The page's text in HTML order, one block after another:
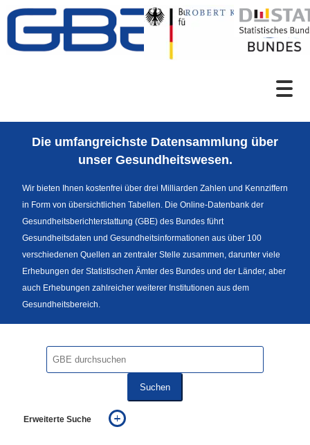
Zum Inhalt
Sprachumschaltung
Die umfangreichste Datensammlung über
unser Gesundheitswesen.
Wir bieten Ihnen kostenfrei über drei Milliarden Zahlen und Kennziffern
in Form von übersichtlichen Tabellen. Die Online-Datenbank der
Gesundheitsberichterstattung (GBE) des Bundes führt
Gesundheitsdaten und Gesundheitsinformationen aus über 100
verschiedenen Quellen an zentraler Stelle zusammen, darunter viele
Erhebungen der Statistischen Ämter des Bundes und der Länder, aber
auch Erhebungen zahlreicher weiterer Institutionen aus dem
Gesundheitsbereich.
Suchen
Erweiterte Suche